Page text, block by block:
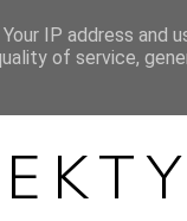
PRO DĚTI
IP address and
of service,